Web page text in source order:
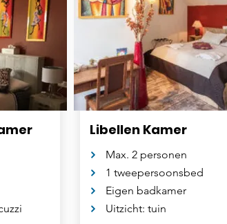
Libellen Kamer
Max. 2 personen
1 tweepersoonsbed
Eigen badkamer
Uitzicht: tuin